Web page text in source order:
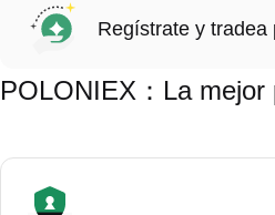
Regístrate y tradea
POLONIEX：La